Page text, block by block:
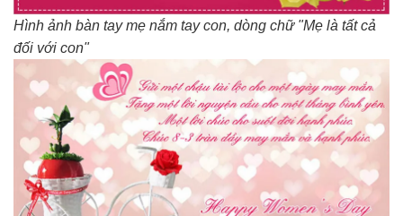
Hình ảnh bàn tay mẹ nắm tay con, dòng chữ "Mẹ là tất cả
đối với con"